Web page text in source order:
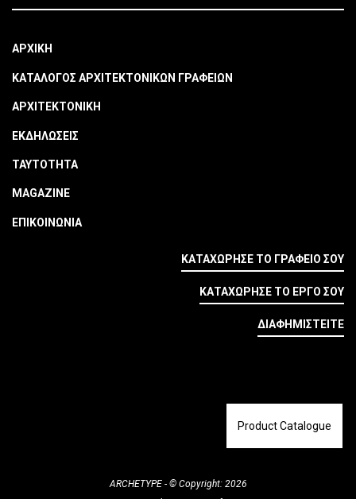
ΑΡΧΙΚΗ
ΚΑΤΑΛΟΓΟΣ ΑΡΧΙΤΕΚΤΟΝΙΚΩΝ ΓΡΑΦΕΙΩΝ
ΑΡΧΙΤΕΚΤΟΝΙΚΗ
ΕΚΔΗΛΩΣΕΙΣ
ΤΑΥΤΟΤΗΤΑ
MAGAZINE
ΕΠΙΚΟΙΝΩΝΙΑ
ΚΑΤΑΧΩΡΗΣΕ ΤΟ ΓΡΑΦΕΙΟ ΣΟΥ
ΚΑΤΑΧΩΡΗΣΕ ΤΟ ΕΡΓΟ ΣΟΥ
ΔΙΑΦΗΜΙΣΤΕΙΤΕ
Product Catalogue
ARCHETYPE - © Copyright: 2026